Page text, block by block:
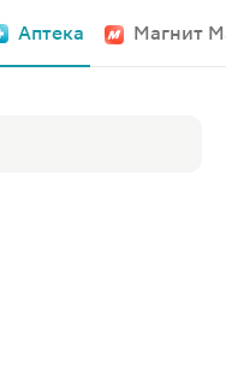
Аптека Магнит